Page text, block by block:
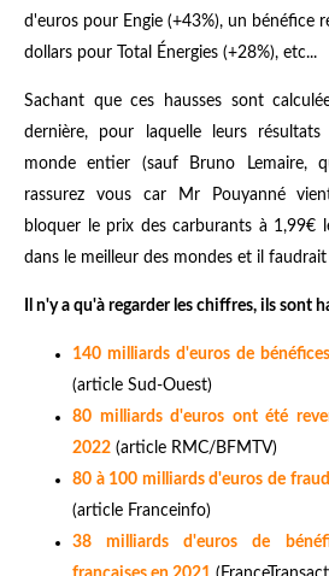
d'euros pour Engie (+43%), un bénéfice
dollars pour Total Énergies (+28%), etc...
Sachant que ces hausses sont
dernière, pour laquelle leurs
monde entier (sauf Bruno Lemaire,
rassurez vous car Mr Pouyanné
bloquer le prix des carburants à 1,99€
dans le meilleur des mondes et il
Il n'y a qu'à regarder les chiffres, ils sont
140 milliards d'euros de
(article Sud-Ouest)
80 milliards d'euros ont été
2022 (article RMC/BFMTV)
80 à 100 milliards d'euros de
(article Franceinfo)
38 milliards d'euros de